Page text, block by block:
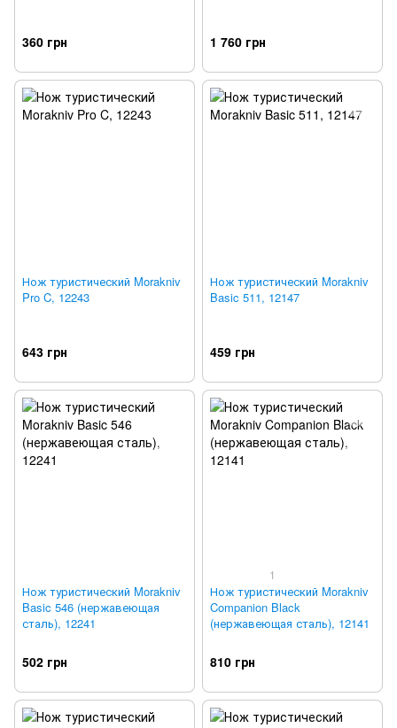
360 грн 1 760 грн
Нож туристический Morakniv
Pro C, 12243
643 грн
Нож туристический Morakniv
Basic 511, 12147
459 грн
Нож туристический Morakniv
Basic 546 (нержавеющая
сталь), 12241
502 грн
1
Нож туристический Morakniv
Companion Black
(нержавеющая сталь), 12141
810 грн